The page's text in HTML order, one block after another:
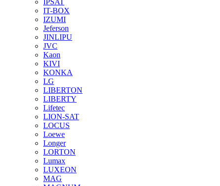
IPSAT
IT-BOX
IZUMI
Jeferson
JINLIPU
JVC
Kaon
KIVI
KONKA
LG
LIBERTON
LIBERTY
Lifetec
LION-SAT
LOCUS
Loewe
Longer
LORTON
Lumax
LUXEON
MAG